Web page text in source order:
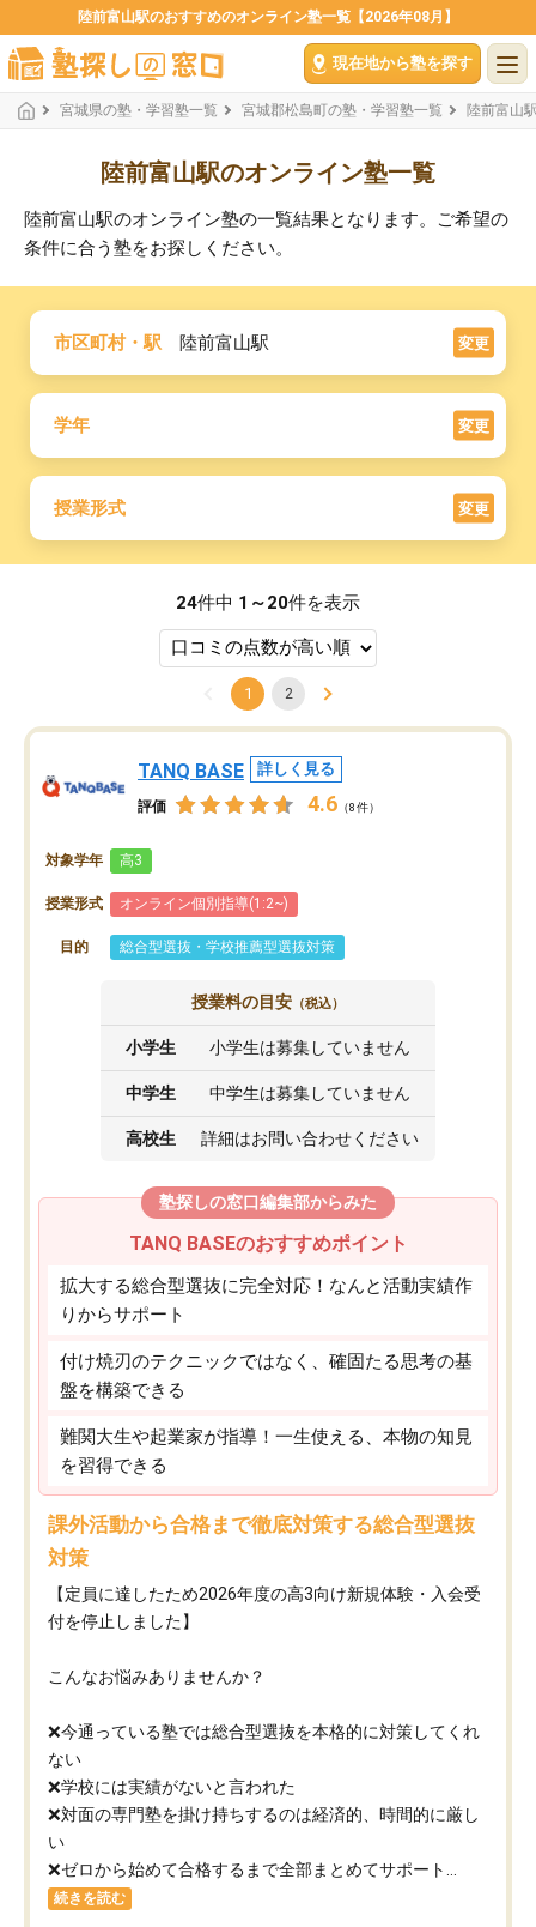
陸前富山駅のおすすめのオンライン塾一覧【2026年08月】
現在地から塾を探す
宮城県の塾・学習塾一覧 宮城郡松島町の塾・学習塾一覧 陸前富山
陸前富山駅のオンライン塾一覧
陸前富山駅のオンライン塾の一覧結果となります。ご希望の
条件に合う塾をお探しください。
市区町村・駅 陸前富山駅 変更
学年 変更
授業形式 変更
24件中 1～20件を表示
1 2
TANQ BASE 詳しく見る
評価 4.6 （8件）
対象学年 高3
授業形式 オンライン個別指導(1:2~)
目的 総合型選抜・学校推薦型選抜対策
授業料の目安 （税込）
小学生 小学生は募集していません
中学生 中学生は募集していません
高校生 詳細はお問い合わせください
塾探しの窓口編集部からみた
TANQ BASEのおすすめポイント
拡大する総合型選抜に完全対応！なんと活動実績作
りからサポート
付け焼刃のテクニックではなく、確固たる思考の基
盤を構築できる
難関大生や起業家が指導！一生使える、本物の知見
を習得できる
課外活動から合格まで徹底対策する総合型選抜
対策
【定員に達したため2026年度の高3向け新規体験・入会受
付を停止しました】
こんなお悩みありませんか？
❌今通っている塾では総合型選抜を本格的に対策してくれ
ない
❌学校には実績がないと言われた
❌対面の専門塾を掛け持ちするのは経済的、時間的に厳し
い
❌ゼロから始めて合格するまで全部まとめてサポート...
続きを読む